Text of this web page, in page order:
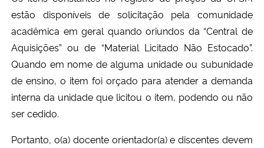
estão disponíveis de solicitação pela comunidade
acadêmica em geral quando oriundos da “Central de
Aquisições” ou de “Material Licitado Não Estocado”.
Quando em nome de alguma unidade ou subunidade
de ensino, o item foi orçado para atender a demanda
interna da unidade que licitou o item, podendo ou não
ser cedido.
Portanto, o(a) docente orientador(a) e discentes devem